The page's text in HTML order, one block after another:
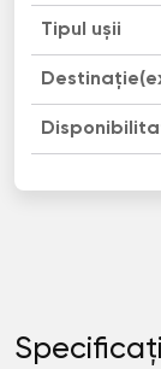
Tipul ușii